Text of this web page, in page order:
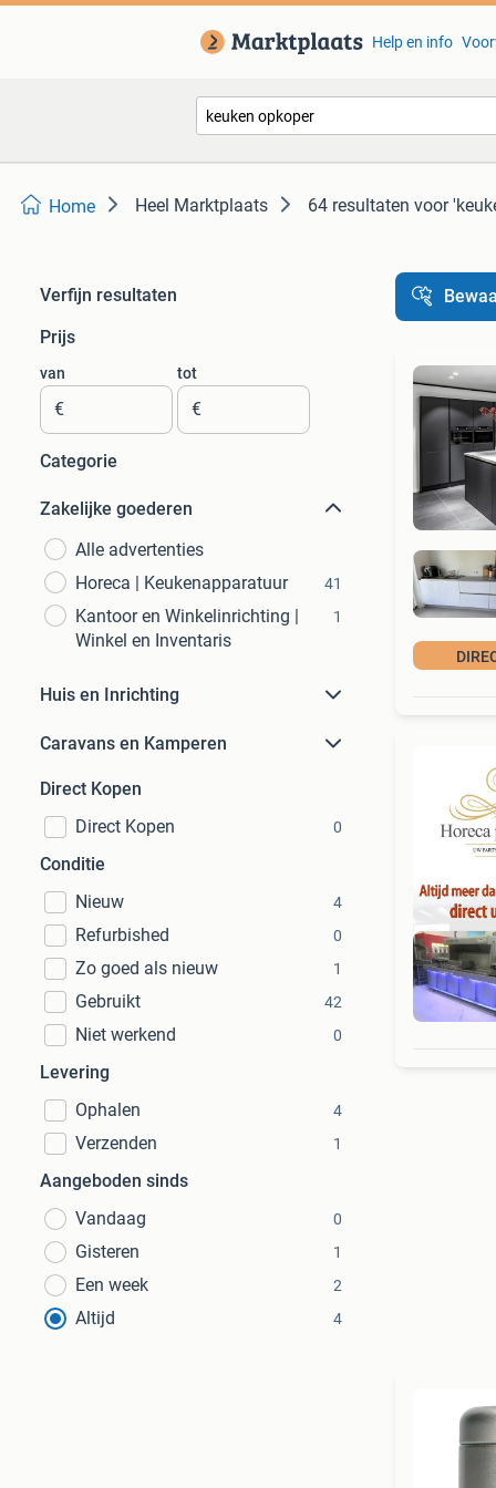
Help en info
Home Heel Marktplaats 64 resultaten voor
Verfijn resultaten
Prijs
van
€
tot
€
Categorie
Zakelijke goederen
Alle advertenties
Horeca | Keukenapparatuur
41
Kantoor en Winkelinrichting |
Winkel en Inventaris
1
Huis en Inrichting
Caravans en Kamperen
Direct Kopen
Direct Kopen
0
Conditie
Nieuw
4
Refurbished 0
Zo goed als nieuw 1
Gebruikt 42
Niet werkend 0
Levering
Ophalen
4
Verzenden 1
Aangeboden sinds
Vandaag
0
Gisteren 1
Een week 2
Altijd 4